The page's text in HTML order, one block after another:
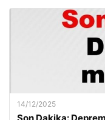
14/12/2025